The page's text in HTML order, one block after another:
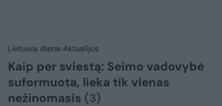
Lietuvos diena Aktualijos
Kaip per sviestą: Seimo vadovybė
suformuota, lieka tik vienas
nežinomasis (3)